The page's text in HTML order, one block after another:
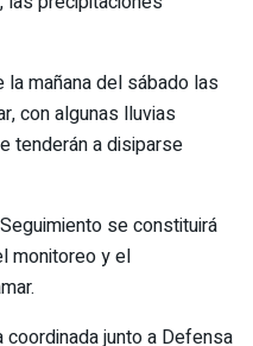
mañana del sábado las
con algunas lluvias
tenderán a disiparse
se constituirá
monitoreo y el
junto a Defensa